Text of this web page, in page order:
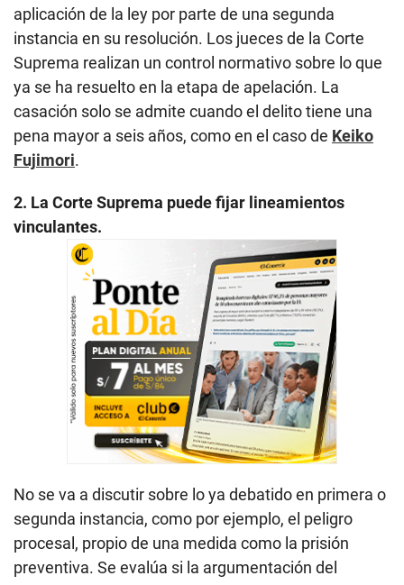
aplicación de la ley por parte de una segunda
instancia en su resolución. Los jueces de la Corte
Suprema realizan un control normativo sobre lo que
ya se ha resuelto en la etapa de apelación. La
casación solo se admite cuando el delito tiene una
pena mayor a seis años, como en el caso de Keiko
Fujimori.
2. La Corte Suprema puede fijar lineamientos
vinculantes.
No se va a discutir sobre lo ya debatido en primera o
segunda instancia, como por ejemplo, el peligro
procesal, propio de una medida como la prisión
preventiva. Se evalúa si la argumentación del